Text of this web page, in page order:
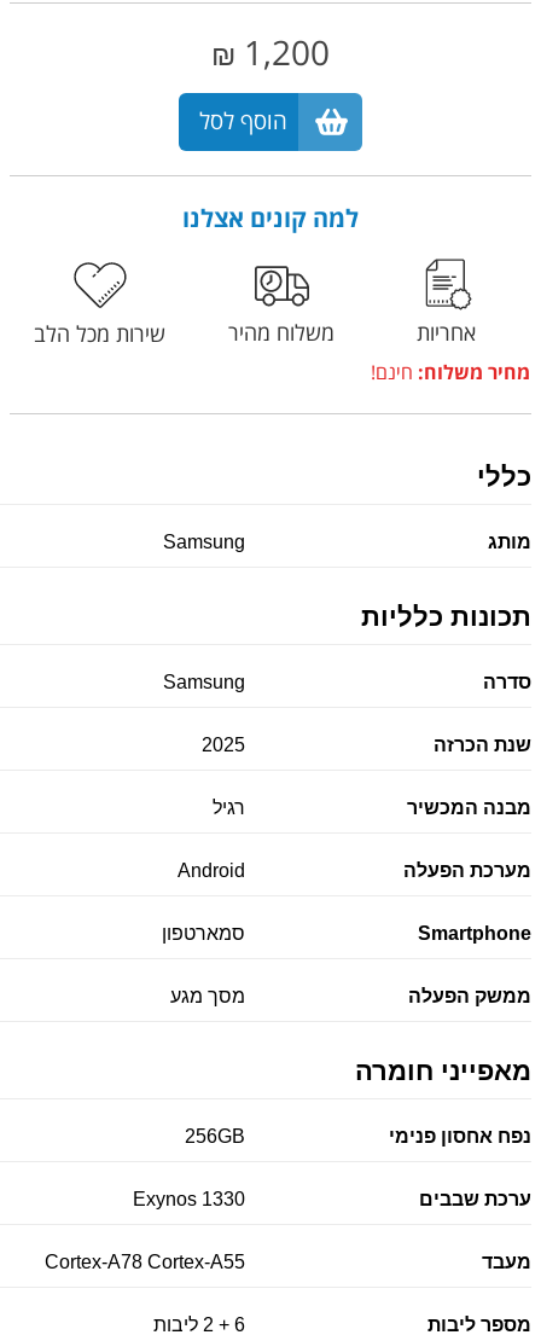
1,200
₪
הוסף לסל
למה קונים אצלנו
אחריות משלוח מהיר
מחיר משלוח: חינם!
שירות מכל הלב
כללי
מותג Samsung
תכונות כלליות
סדרה Samsung
שנת הכרזה 2025
מבנה המכשיר רגיל
מערכת הפעלה Android
Smartphone סמארטפון
ממשק הפעלה מסך מגע
מאפייני חומרה
נפח אחסון פנימי 256GB
ערכת שבבים Exynos 1330
מעבד Cortex-A78 Cortex-A55
מספר ליבות 6 + 2 ליבות